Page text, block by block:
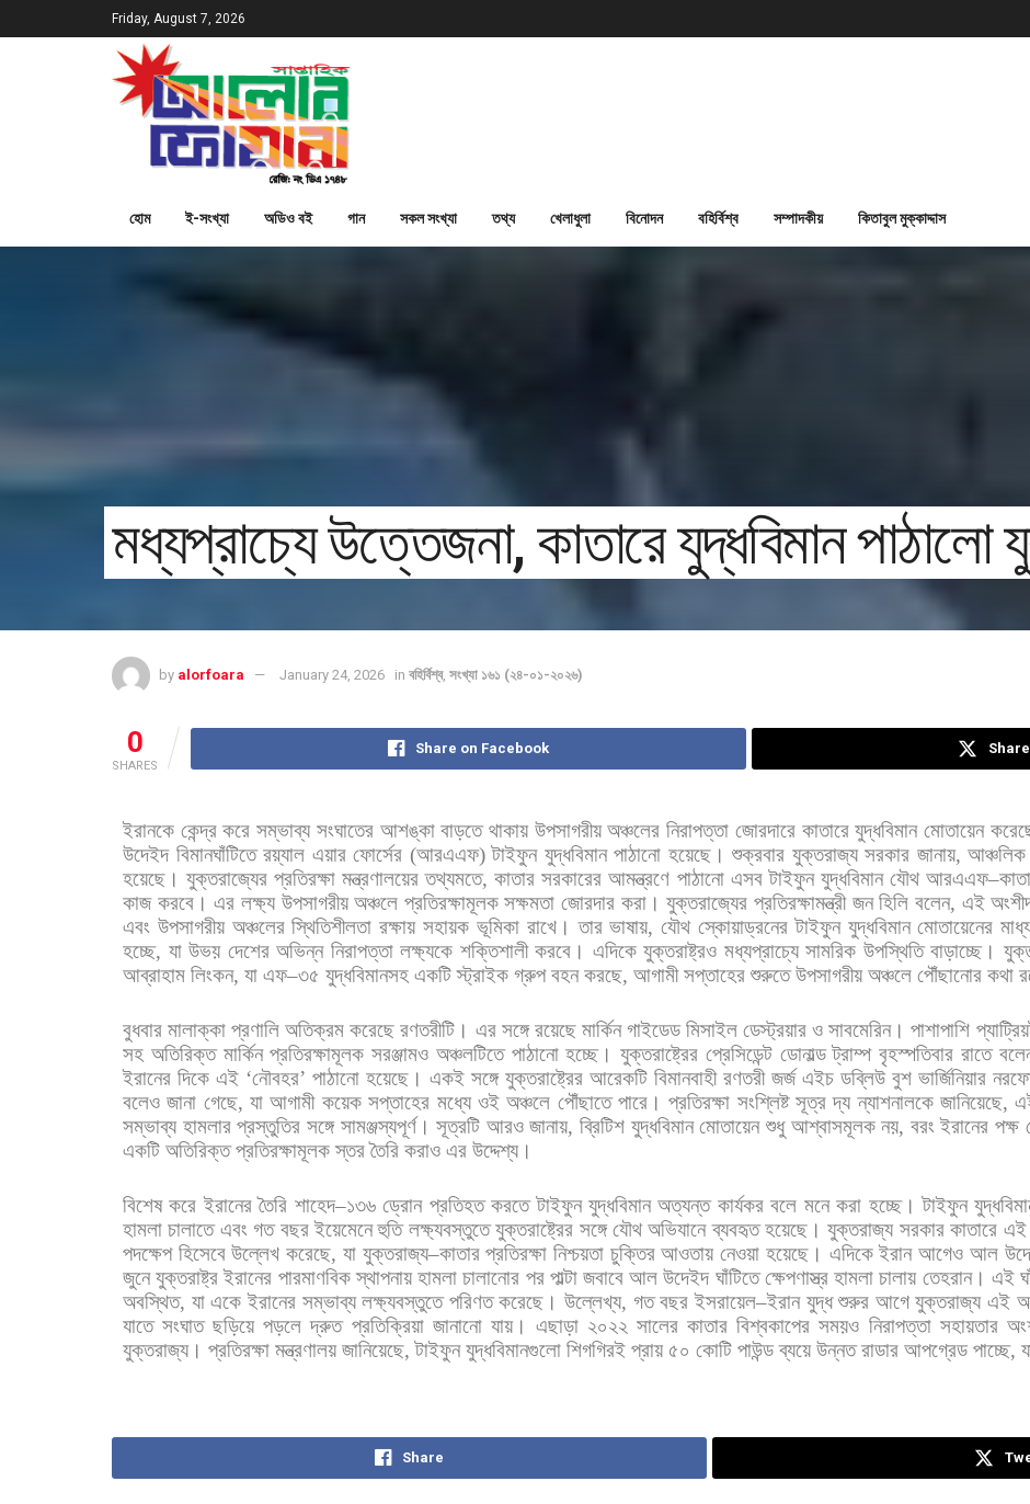
Friday, August 7, 2026
হোম ই-সংখ্যা অডিও বই গান সকল সংখ্যা তথ্য খেলাধুলা বিনোদন বহির্বিশ্ব সম্পাদকীয় কিতাবুল মুক্কাদ্দাস
মধ্যপ্রাচ্যে উত্তেজনা, কাতারে যুদ্ধবিমান পাঠালো
by alorfoara January 24, 2026 in বহির্বিশ্ব, সংখ্যা ১৬১ (২৪-০১-২০২৬)
0
SHARES
Share on Facebook
ইরানকে কেন্দ্র করে সম্ভাব্য সংঘাতের আশঙ্কা বাড়তে থাকায় উপসাগরীয় অঞ্চলের নিরাপত্তা জোরদারে কাতারে যুদ্ধবিমান মোতায়েন
উদেইদ বিমানঘাঁটিতে রয়্যাল এয়ার ফোর্সের (আরএএফ)টাইফুন যুদ্ধবিমান পাঠানো হয়েছে। শুক্রবার যুক্তরাজ্য সরকার জানায়, আঞ্চলিক
হয়েছে। যুক্তরাজ্যের প্রতিরক্ষা মন্ত্রণালয়ের তথ্যমতে,কাতার সরকারের আমন্ত্রণে পাঠানো এসব টাইফুন যুদ্ধবিমান যৌথ আরএএফ–
কাজ করবে। এর লক্ষ্য উপসাগরীয় অঞ্চলে প্রতিরক্ষামূলক সক্ষমতা জোরদার করা। যুক্তরাজ্যের প্রতিরক্ষামন্ত্রী জন হিলি বলেন, এই
এবং উপসাগরীয় অঞ্চলের স্থিতিশীলতা রক্ষায় সহায়ক ভূমিকা রাখে। তার ভাষায়,যৌথ স্কোয়াড্রনের টাইফুন যুদ্ধবিমান মোতায়েনের
হচ্ছে, যা উভয় দেশের অভিন্ন নিরাপত্তা লক্ষ্যকে শক্তিশালী করবে। এদিকে যুক্তরাষ্ট্রও মধ্যপ্রাচ্যে সামরিক উপস্থিতি বাড়াচ্ছে।
আব্রাহাম লিংকন, যা এফ–৩৫ যুদ্ধবিমানসহ একটি স্ট্রাইক গ্রুপ বহন করছে, আগামী সপ্তাহের শুরুতে উপসাগরীয় অঞ্চলে পৌঁছানোর কথা
বুধবার মালাক্কা প্রণালি অতিক্রম করেছে রণতরীটি। এর সঙ্গে রয়েছে মার্কিন গাইডেড মিসাইল ডেস্ট্রয়ার ও সাবমেরিন। পাশাপাশি
সহ অতিরিক্ত মার্কিন প্রতিরক্ষামূলক সরঞ্জামও অঞ্চলটিতে পাঠানো হচ্ছে। যুক্তরাষ্ট্রের প্রেসিডেন্ট ডোনাল্ড ট্রাম্প বৃহস্পতিবার রাতে
ইরানের দিকে এই ‘নৌবহর’ পাঠানো হয়েছে। একই সঙ্গে যুক্তরাষ্ট্রের আরেকটি বিমানবাহী রণতরী জর্জ এইচ ডব্লিউ বুশ ভার্জিনিয়ার
বলেও জানা গেছে,যা আগামী কয়েক সপ্তাহের মধ্যে ওই অঞ্চলে পৌঁছাতে পারে। প্রতিরক্ষা সংশ্লিষ্ট সূত্র দ্য ন্যাশনালকে জানিয়েছে,
সম্ভাব্য হামলার প্রস্তুতির সঙ্গে সামঞ্জস্যপূর্ণ। সূত্রটি আরও জানায়, ব্রিটিশ যুদ্ধবিমান মোতায়েন শুধু আশ্বাসমূলক নয়, বরং ইরানের পক্ষ
একটি অতিরিক্ত প্রতিরক্ষামূলক স্তর তৈরি করাও এর উদ্দেশ্য।
বিশেষ করে ইরানের তৈরি শাহেদ–১৩৬ ড্রোন প্রতিহত করতে টাইফুন যুদ্ধবিমান অত্যন্ত কার্যকর বলে মনে করা হচ্ছে। টাইফুন
হামলা চালাতে এবং গত বছর ইয়েমেনে হুতি লক্ষ্যবস্তুতে যুক্তরাষ্ট্রের সঙ্গে যৌথ অভিযানে ব্যবহৃত হয়েছে। যুক্তরাজ্য সরকার কাতারে এই
পদক্ষেপ হিসেবে উল্লেখ করেছে, যা যুক্তরাজ্য–কাতার প্রতিরক্ষা নিশ্চয়তা চুক্তির আওতায় নেওয়া হয়েছে। এদিকে ইরান আগেও আল
জুনে যুক্তরাষ্ট্র ইরানের পারমাণবিক স্থাপনায় হামলা চালানোর পর পাল্টা জবাবে আল উদেইদ ঘাঁটিতে ক্ষেপণাস্ত্র হামলা চালায় তেহরান। এই
অবস্থিত, যা একে ইরানের সম্ভাব্য লক্ষ্যবস্তুতে পরিণত করেছে। উল্লেখ্য, গত বছর ইসরায়েল–ইরান যুদ্ধ শুরুর আগে যুক্তরাজ্য এই
যাতে সংঘাত ছড়িয়ে পড়লে দ্রুত প্রতিক্রিয়া জানানো যায়। এছাড়া ২০২২ সালের কাতার বিশ্বকাপের সময়ও নিরাপত্তা সহায়তার
যুক্তরাজ্য। প্রতিরক্ষা মন্ত্রণালয় জানিয়েছে,টাইফুন যুদ্ধবিমানগুলো শিগগিরই প্রায় ৫০ কোটি পাউন্ড ব্যয়ে উন্নত রাডার আপগ্রেড পাচ্ছে,
Share